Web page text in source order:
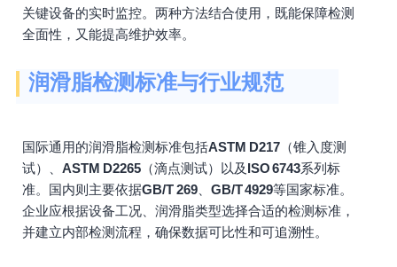
关键设备的实时监控。两种方法结合使用，既能保障检测
全面性，又能提高维护效率。
润滑脂检测标准与行业规范
国际通用的润滑脂检测标准包括ASTM D217（锥入度测
试）、 ASTM D2265（滴点测试）以及 ISO 6743系列标
准。国内则主要依据GB/T 269、 GB/T 4929等国家标准。
企业应根据设备工况、润滑脂类型选择合适的检测标准，
并建立内部检测流程，确保数据可比性和可追溯性。